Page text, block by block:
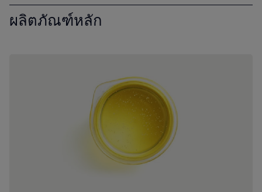
ผลิตภัณฑ์หลัก